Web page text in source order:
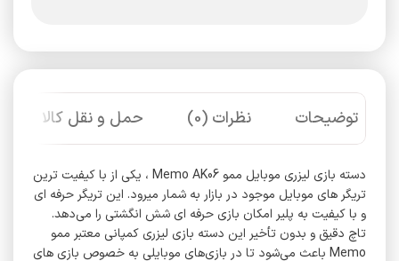
توضیحات نظرات (0) حمل و نقل کالا
دسته بازی لیزری موبایل ممو Memo AK06 ، یکی از با کیفیت ترین
تریگر های موبایل موجود در بازار به شمار میرود. این تریگر حرفه ای
و با کیفیت به پلیر امکان بازی حرفه ای شش انگشتی را می‌دهد.
تاچ دقیق و بدون تأخیر این دسته بازی لیزری کمپانی معتبر ممو
Memo باعث می‌شود تا در بازی‌های موبایلی به خصوص بازی های